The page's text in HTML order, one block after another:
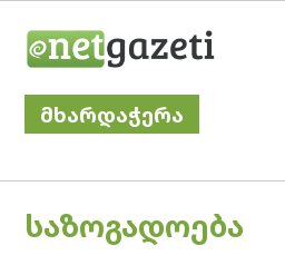
მხარდაჭერა
POSTED
ᲡᲐᲖᲝᲒᲐᲓᲝᲔᲑᲐ